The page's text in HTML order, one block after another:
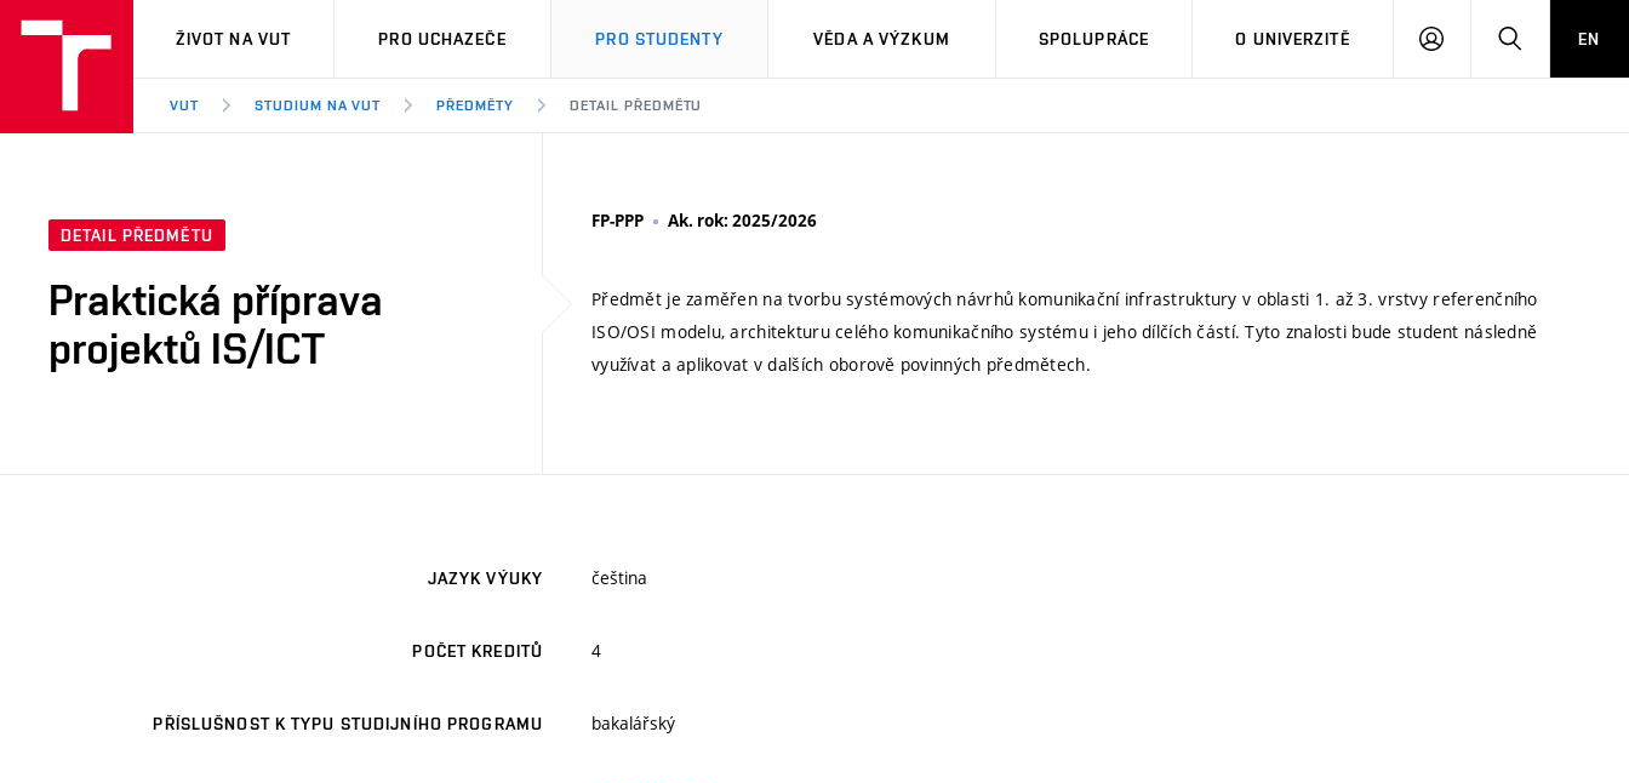
VUT
ŽIVOT NA VUT PRO UCHAZEČE PRO STUDENTY VĚDA A VÝZKUM SPOLUPRÁCE O UNIVERZITĚ
PŘIHLÁSIT HLEDATEN
VUT STUDIUM NA VUT PŘEDMĚTY DETAIL PŘEDMĚTU
DETAIL PŘEDMĚTU
Praktická příprava
projektů IS/ICT
FP-PPP Ak. rok: 2025/2026
Předmět je zaměřen na tvorbu systémových návrhů komunikační infrastruktury v oblasti 1. až 3. vrstvy referenčního
ISO/OSI modelu, architekturu celého komunikačního systému i jeho dílčích částí. Tyto znalosti bude student následně
využívat a aplikovat v dalších oborově povinných předmětech.
JAZYK VÝUKY čeština
POČET KREDITŮ 4
PŘÍSLUŠNOST K TYPU STUDIJNÍHO PROGRAMU bakalářský